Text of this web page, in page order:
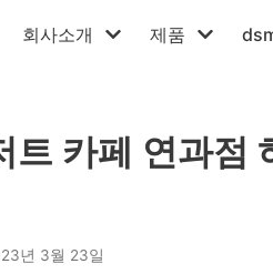
회사소개 제품
트 카페 연과점
년 3월 23일